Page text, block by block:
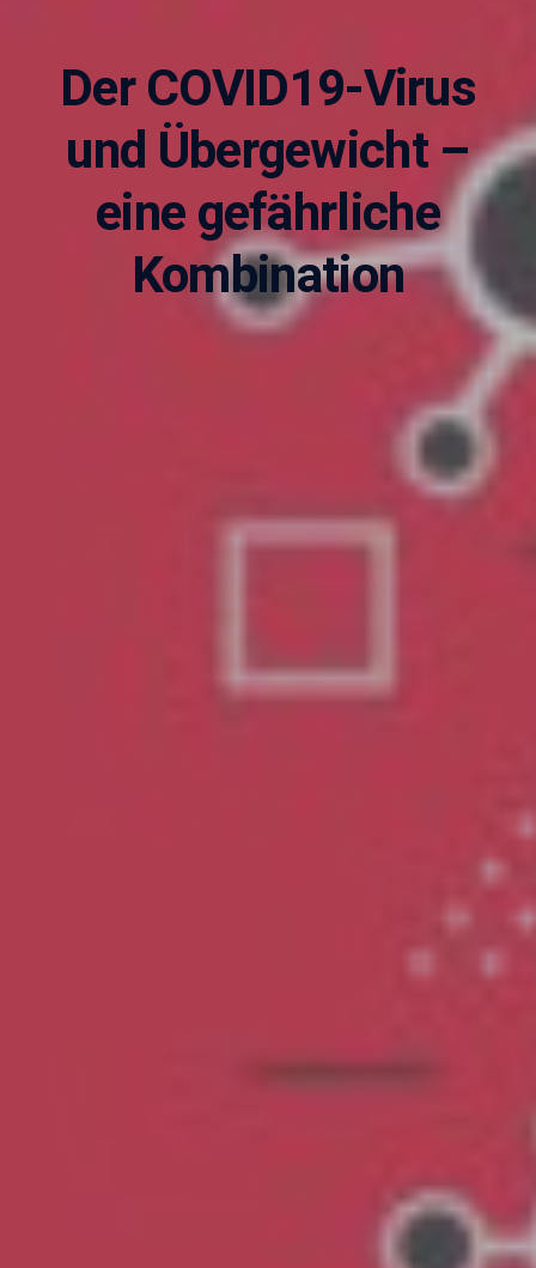
Der COVID19-Virus
und Übergewicht –
eine gefährliche
Kombination